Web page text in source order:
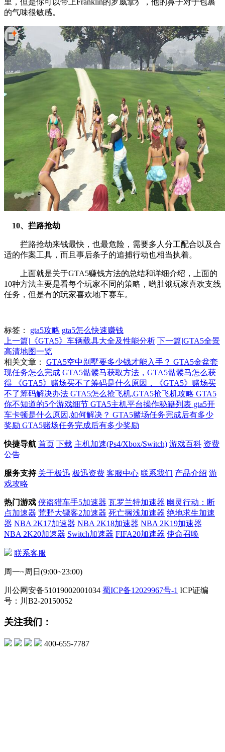
的气味很敏感。
10、拦路抢劫
拦路抢劫来钱最快，也最危险，需要多人分工配合以及合
适的作案工具，而且事后条子的追捕行动也相当执着。
上面就是关于GTA5赚钱方法的总结和详细介绍，上面的
10种方法主要是看每个玩家不同的策略，哟肚饿玩家喜欢支线
任务，但是有的玩家喜欢地下赛车。
标签： gta5攻略 gta5怎么快速赚钱
上一篇| 《GTA5》车辆载具大全及性能分析 下一篇|GTA5全景
高清地图一览
相关文章：
GTA5空中别墅要多少钱才能入手？ GTA5金盆套
现任务怎么完成 GTA5骷髅马获取方法，GTA5骷髅马怎么获
得
《GTA5》赌场买不了筹码是什么原因，《GTA5》赌场买
不了筹码解决办法 GTA5怎么抢飞机,GTA5抢飞机攻略 GTA5
你不知道的5个游戏细节 GTA5主机平台操作秘籍列表 gta5开
车卡顿是什么原因,如何解决？ GTA5赌场任务完成后有多少
奖励 GTA5赌场任务完成后有多少奖励
快捷导航 首页 下载 主机加速(Ps4/Xbox/Switch) 游戏百科 资费
公告
服务支持 关于极迅 极迅资费 客服中心 联系我们 产品介绍 游
戏攻略
热门游戏 侠盗猎车手5加速器 瓦罗兰特加速器 幽灵行动：断
点加速器 荒野大镖客2加速器 死亡搁浅加速器 绝地求生加速
器 NBA 2K17加速器 NBA 2K18加速器 NBA 2K19加速器
NBA 2K20加速器 Switch加速器 FIFA20加速器 使命召唤
联系客服
周一~周日(9:00~23:00)
川公网安备51019002001034 蜀ICP备12029967号-1 ICP证编
号：川B2-20150052
关注我们：
400-655-7787